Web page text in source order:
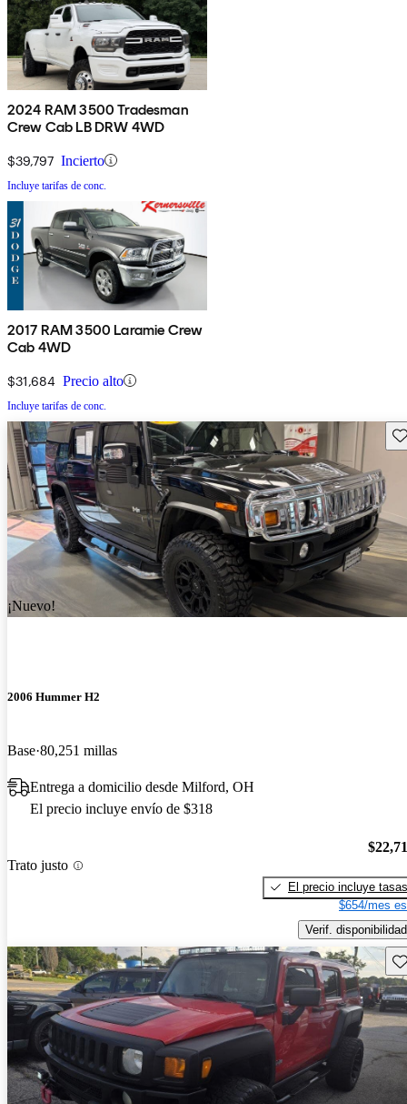
2024 RAM 3500 Tradesman
Crew Cab LB DRW 4WD
$39,797 Incierto
Incluye tarifas de conc.
2017 RAM 3500 Laramie Crew
Cab 4WD
$31,684 Precio alto
Incluye tarifas de conc.
¡Nuevo!
2006 Hummer H2
Base 80,251 millas
Entrega a domicilio desde Milford, OH
El precio incluye envío de $318
Trato justo
El precio incluye tasas
$654/mes
Verif. disponibilidad